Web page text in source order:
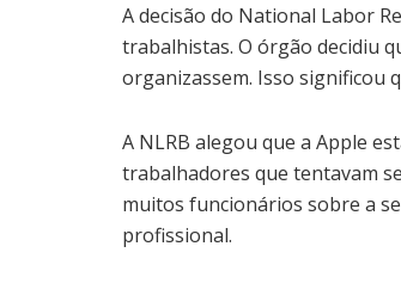
A decisão do National Labor
trabalhistas. O órgão decidiu
organizassem. Isso significou
A NLRB alegou que a Apple
trabalhadores que tentavam
muitos funcionários sobre a
profissional.